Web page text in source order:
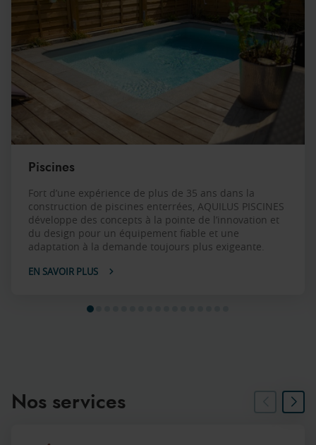
Piscines
Fort d’une expérience de plus de 35 ans dans la
construction de piscines enterrées, AQUILUS PISCINES
développe des concepts à la pointe de l’innovation et
du design pour un équipement fiable et une
adaptation à la demande toujours plus exigeante.
EN SAVOIR PLUS
Nos services